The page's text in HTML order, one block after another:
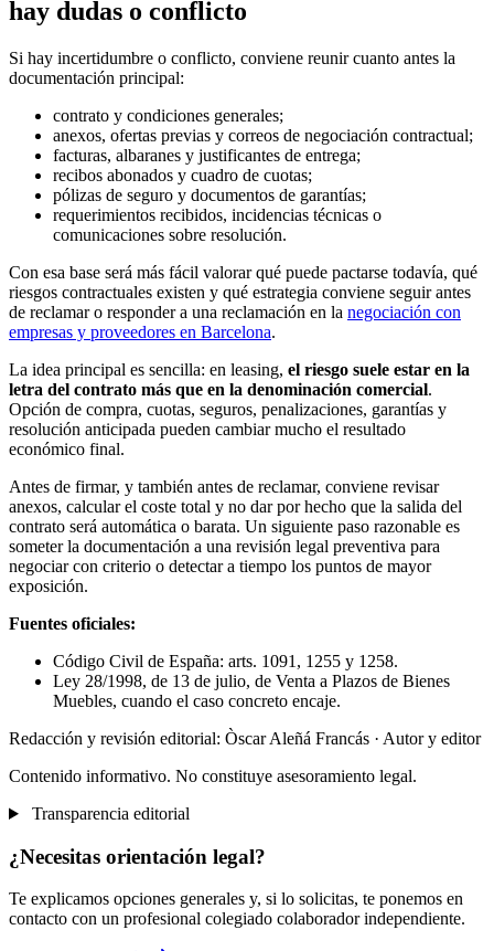
hay dudas o conflicto
Si hay incertidumbre o conflicto, conviene reunir cuanto antes la
documentación principal:
contrato y condiciones generales;
anexos, ofertas previas y correos de negociación contractual;
facturas, albaranes y justificantes de entrega;
recibos abonados y cuadro de cuotas;
pólizas de seguro y documentos de garantías;
requerimientos recibidos, incidencias técnicas o
comunicaciones sobre resolución.
Con esa base será más fácil valorar qué puede pactarse todavía, qué
riesgos contractuales existen y qué estrategia conviene seguir antes
de reclamar o responder a una reclamación en la negociación con
empresas y proveedores en Barcelona.
La idea principal es sencilla: en leasing, el riesgo suele estar en la
letra del contrato más que en la denominación comercial.
Opción de compra, cuotas, seguros, penalizaciones, garantías y
resolución anticipada pueden cambiar mucho el resultado
económico final.
Antes de firmar, y también antes de reclamar, conviene revisar
anexos, calcular el coste total y no dar por hecho que la salida del
contrato será automática o barata. Un siguiente paso razonable es
someter la documentación a una revisión legal preventiva para
negociar con criterio o detectar a tiempo los puntos de mayor
exposición.
Fuentes oficiales:
Código Civil de España: arts. 1091, 1255 y 1258.
Ley 28/1998, de 13 de julio, de Venta a Plazos de Bienes
Muebles, cuando el caso concreto encaje.
Redacción y revisión editorial: Òscar Aleñá Francás · Autor y editor
Contenido informativo. No constituye asesoramiento legal.
Transparencia editorial
¿Necesitas orientación legal?
Te explicamos opciones generales y, si lo solicitas, te ponemos en
contacto con un profesional colegiado colaborador independiente.